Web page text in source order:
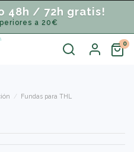
48h / 72h gratis!
a 20€
Fundas para THL